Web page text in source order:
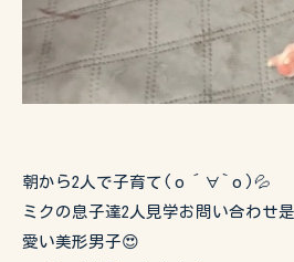
朝から2人で子育て(о´∀`о)💦
ミクの息子達2人見学お問い合わせ
愛い美形男子😍